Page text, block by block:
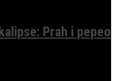
Prah i pepeo